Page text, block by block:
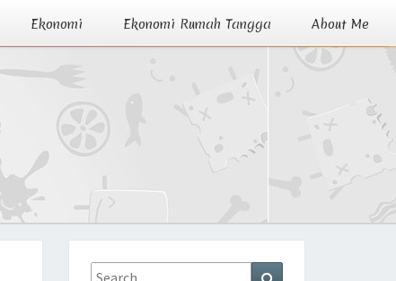
Ekonomi Ekonomi Rumah Tangga About Me
Search